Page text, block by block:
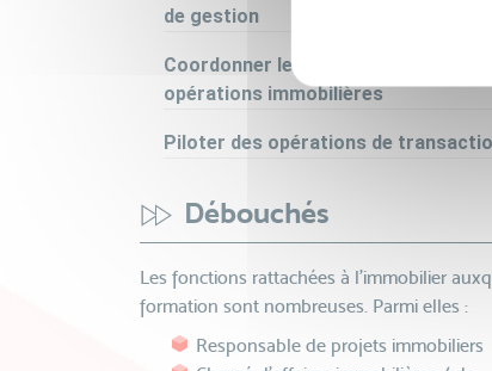
de gestion
Coordonner les relations
opérations immobilières
Piloter des opérations de
Débouchés
Les fonctions rattachées à l'immobilier
formation sont nombreuses. Parmi elles :
Responsable de projets immobiliers